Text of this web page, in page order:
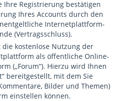
Ihre Registrierung bestätigen
Ihres Accounts durch den
Internetplattform-
(Vertragsschluss).
kostenlose Nutzung der
als öffentliche Online-
(„Forum“). Hierzu wird Ihnen
bereitgestellt, mit dem Sie
Bilder und Themen)
einstellen können.